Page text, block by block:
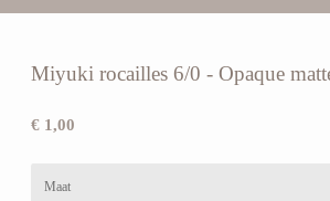
Miyuki rocailles 6/0 - Opaque
€ 1,00
Maat